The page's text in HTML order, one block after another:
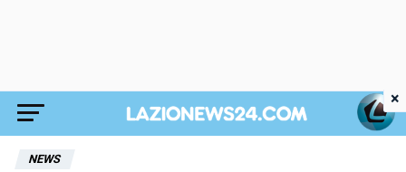
NEWS
×